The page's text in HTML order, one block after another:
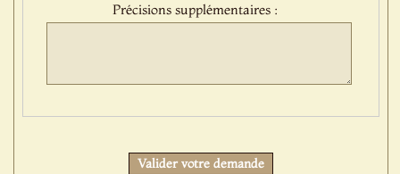
Précisions supplémentaires :
Valider votre demande